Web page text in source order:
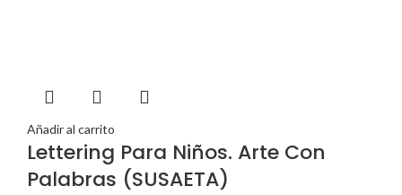
Añadir al carrito
Lettering Para Niños. Arte Con
Palabras (SUSAETA)